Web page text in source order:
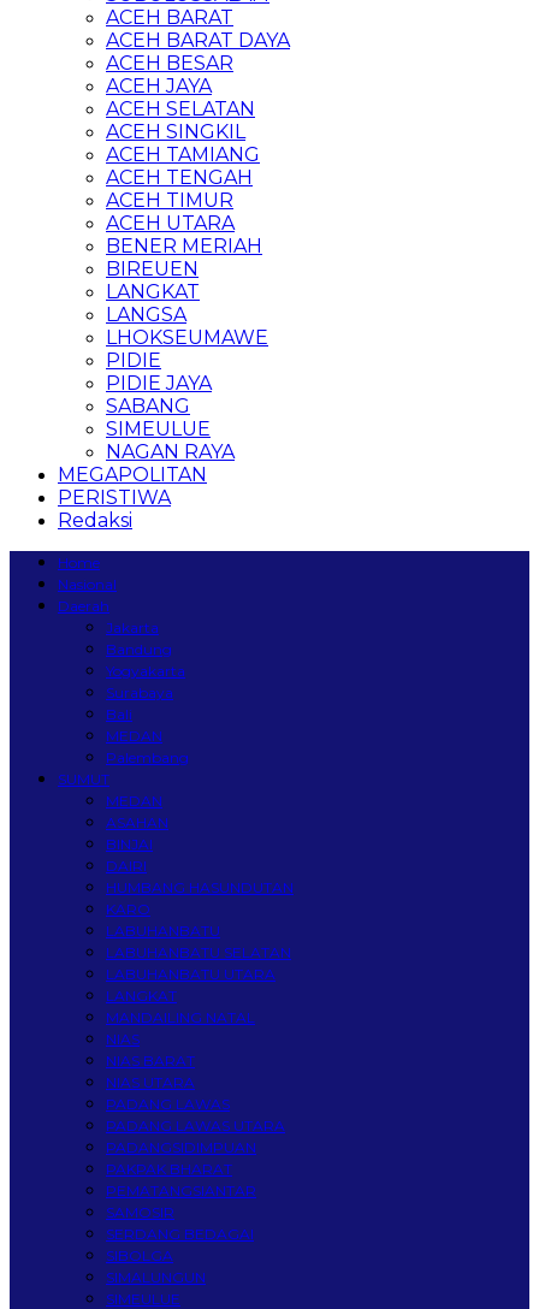
ACEH BARAT
ACEH BARAT DAYA
ACEH BESAR
ACEH JAYA
ACEH SELATAN
ACEH SINGKIL
ACEH TAMIANG
ACEH TENGAH
ACEH TIMUR
ACEH UTARA
BENER MERIAH
BIREUEN
LANGKAT
LANGSA
LHOKSEUMAWE
PIDIE
PIDIE JAYA
SABANG
SIMEULUE
NAGAN RAYA
MEGAPOLITAN
PERISTIWA
Redaksi
Home
Nasional
Daerah
Jakarta
Bandung
Yogyakarta
Surabaya
Bali
MEDAN
Palembang
SUMUT
MEDAN
ASAHAN
BINJAI
DAIRI
HUMBANG HASUNDUTAN
KARO
LABUHANBATU
LABUHANBATU SELATAN
LABUHANBATU UTARA
LANGKAT
MANDAILING NATAL
NIAS
NIAS BARAT
NIAS UTARA
PADANG LAWAS
PADANG LAWAS UTARA
PADANGSIDIMPUAN
PAKPAK BHARAT
PEMATANGSIANTAR
SAMOSIR
SERDANG BEDAGAI
SIBOLGA
SIMALUNGUN
SIMEULUE